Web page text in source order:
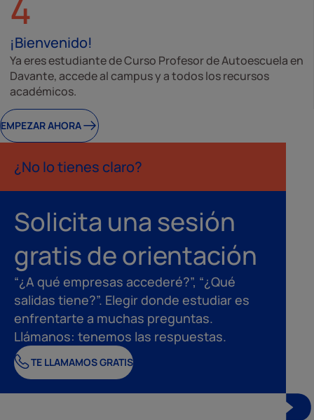
4
¡Bienvenido!
Ya eres estudiante de Curso Profesor de Autoescuela en
Davante, accede al campus y a todos los recursos
académicos.
EMPEZAR AHORA
¿No lo tienes claro?
Solicita una sesión
gratis de orientación
“¿A qué empresas accederé?”, “¿Qué
salidas tiene?”. Elegir donde estudiar es
enfrentarte a muchas preguntas.
Llámanos: tenemos las respuestas.
TE LLAMAMOS GRATIS